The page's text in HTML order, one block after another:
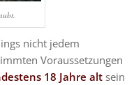
nicht jedem
Voraussetzungen
18 Jahre alt sein